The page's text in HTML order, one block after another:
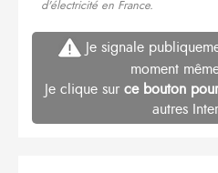
d'électricité en France.
Je signale
moment
Je clique sur ce bouton
autres